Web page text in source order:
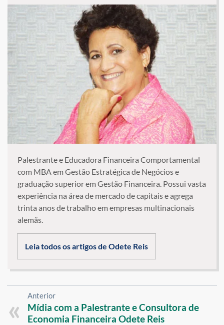
Palestrante e Educadora Financeira Comportamental
com MBA em Gestão Estratégica de Negócios e
graduação superior em Gestão Financeira. Possui vasta
experiência na área de mercado de capitais e agrega
trinta anos de trabalho em empresas multinacionais
alemãs.
Leia todos os artigos de Odete Reis
Anterior
Mídia com a Palestrante e Consultora de
Economia Financeira Odete Reis